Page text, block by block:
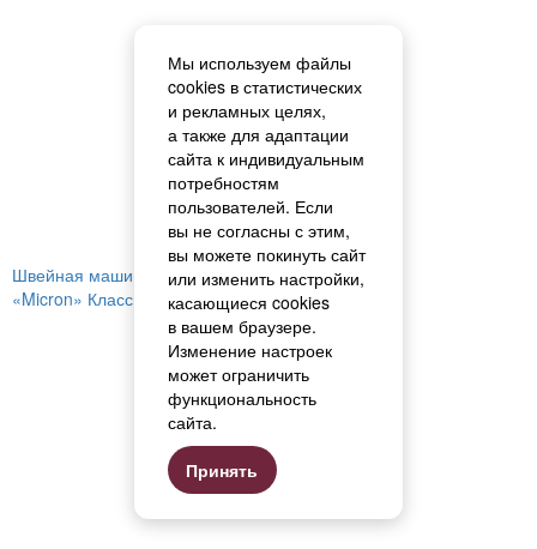
Швейная машина
«Micron» Классика (Classic) STL 047
Мы используем файлы
cookies в статистических
и рекламных целях,
а также для адаптации
сайта к индивидуальным
потребностям
пользователей. Если
вы не согласны с этим,
вы можете покинуть сайт
или изменить настройки,
касающиеся cookies
в вашем браузере.
Изменение настроек
может ограничить
функциональность
сайта.
Принять